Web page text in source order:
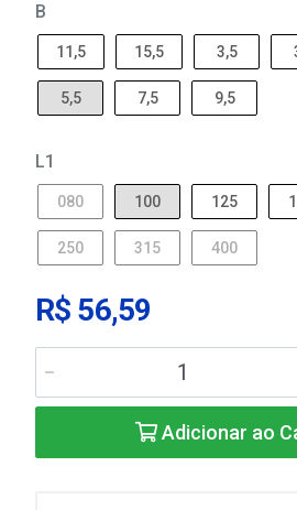
B
11,5 15,5 3,5
5,5 7,5 9,5
L1
080 100 125
250 315 400
R$ 56,59
Adicionar ao